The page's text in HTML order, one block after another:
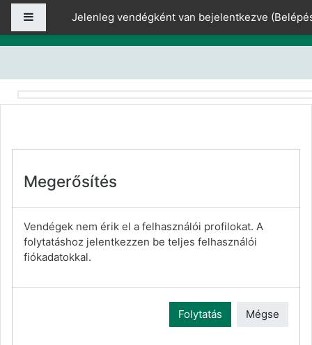
Tovább a fő tartalomhoz
OldalpanelJelenleg vendégként van bejelentkezve (
Megerősítés
Vendégek nem érik el a felhasználói profilokat. A
folytatáshoz jelentkezzen be teljes felhasználói
fiókadatokkal.
Folytatás Mégse